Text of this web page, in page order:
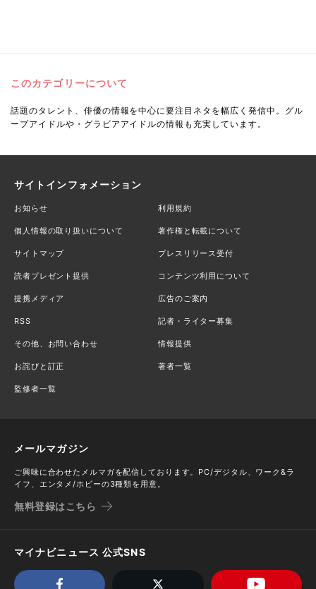
このカテゴリーについて
話題のタレント、俳優の情報を中心に要注目ネタを幅広く発信中。グル
ープアイドルや・グラビアアイドルの情報も充実しています。
サイトインフォメーション
お知らせ 利用規約
個人情報の取り扱いについて 著作権と転載について
サイトマップ プレスリリース受付
読者プレゼント提供 コンテンツ利用について
提携メディア 広告のご案内
RSS 記者・ライター募集
その他、お問い合わせ 情報提供
お詫びと訂正 著者一覧
監修者一覧
メールマガジン
ご興味に合わせたメルマガを配信しております。PC/デジタル、ワーク&ラ
イフ、エンタメ/ホビーの3種類を用意。
無料登録はこちら
マイナビニュース 公式SNS